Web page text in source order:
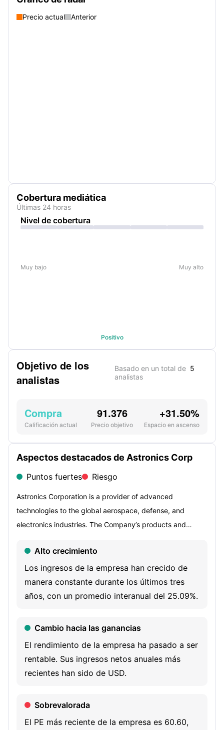
Precio actual Anterior
Cobertura mediática
Últimas 24 horas
Nivel de cobertura
Muy bajo Muy alto
Positivo
Aspectos destacados de Astronics Corp
Puntos fuertes Riesgo
Astronics Corporation is a provider of advanced
technologies to the global aerospace, defense, and
electronics industries. The Company’s products and
power generation, distribution and seat motion systems,
lighting and safety systems, avionics products, systems
and certification, aircraft structures and automated test
systems. The Company’s segments include Aerospace
develops, manufactures and maintains automated test
systems that support the aerospace and defense,
communications and mass transit industries as well as
military applications. It also offers FAA Organization
Designation Authorization (ODA) services. Its products
Alto crecimiento
Los ingresos de la empresa han crecido de
manera constante durante los últimos tres
años, con un promedio interanual del 25.09%.
Cambio hacia las ganancias
El rendimiento de la empresa ha pasado a ser
rentable. Sus ingresos netos anuales más
recientes han sido de USD.
Sobrevalorada
El PE más reciente de la empresa es 60.60,
Objetivo de los
analistas
Basado en un total de 5
analistas
Compra
Calificación actual
91.376
Precio objetivo
+31.50%
Espacio en ascenso